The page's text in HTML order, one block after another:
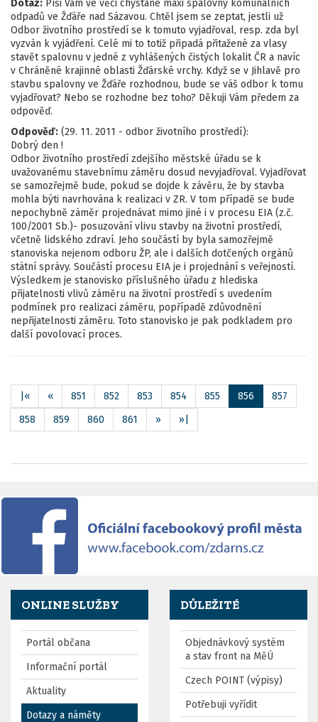
Dotaz: Píši Vám ve věci chystané maxi spalovny komunálních
odpadů ve Žďáře nad Sázavou. Chtěl jsem se zeptat, jestli už
Odbor životního prostředí se k tomuto vyjadřoval, resp. zda byl
vyzván k vyjádření. Celé mi to totiž připadá přitažené za vlasy
stavět spalovnu v jedné z vyhlášených čistých lokalit ČR a navíc
v Chráněné krajinné oblasti Žďárské vrchy. Když se v Jihlavě pro
stavbu spalovny ve Žďáře rozhodnou, bude se váš odbor k tomu
vyjadřovat? Nebo se rozhodne bez toho? Děkuji Vám předem za
odpověď.
Odpověď: (29. 11. 2011 - odbor životního prostředí):
Dobrý den !
Odbor životního prostředí zdejšího městské úřadu se k
uvažovanému stavebnímu záměru dosud nevyjadřoval. Vyjadřovat
se samozřejmě bude, pokud se dojde k závěru, že by stavba
mohla býti navrhována k realizaci v ZR. V tom případě se bude
nepochybně záměr projednávat mimo jiné i v procesu EIA (z.č.
100/2001 Sb.)- posuzování vlivu stavby na životní prostředí,
včetně lidského zdraví. Jeho součástí by byla samozřejmě
stanoviska nejenom odboru ŽP, ale i dalších dotčených orgánů
státní správy. Součástí procesu EIA je i projednání s veřejností.
Výsledkem je stanovisko příslušného úřadu z hlediska
přijatelnosti vlivů záměru na životní prostředí s uvedením
podmínek pro realizaci záměru, popřípadě zdůvodnění
nepřijatelnosti záměru. Toto stanovisko je pak podkladem pro
další povolovací proces.
|« « 851 852 853 854 855 856
857
858
859 860 861 » »|
ONLINE SLUŽBY
Portál občana
Informační portál
Aktuality
Dotazy a náměty
DŮLEŽITÉ
Objednávkový systém
a stav front na MěÚ
Czech POINT (výpisy)
Potřebuji vyřídit